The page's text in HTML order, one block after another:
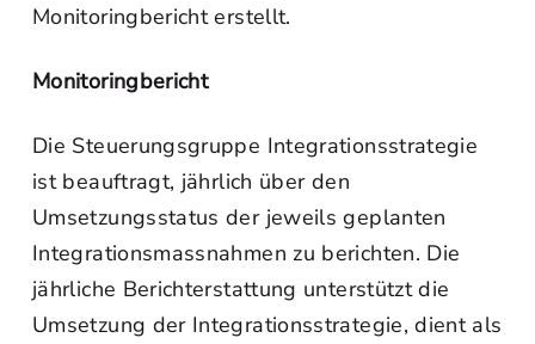
Monitoringbericht erstellt.
Monitoringbericht
Die Steuerungsgruppe Integrationsstrategie
ist beauftragt, jährlich über den
Umsetzungsstatus der jeweils geplanten
Integrationsmassnahmen zu berichten. Die
jährliche Berichterstattung unterstützt die
Umsetzung der Integrationsstrategie, dient als